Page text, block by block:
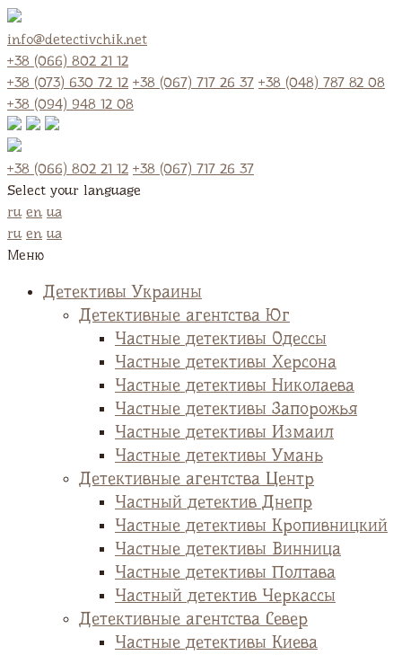
info@detectivchik.net
+38 (066) 802 21 12
+38 (073) 630 72 12 +38 (067) 717 26 37 +38 (048) 787 82 08
+38 (094) 948 12 08
+38 (066) 802 21 12 +38 (067) 717 26 37
Select your language
ru en ua
ru en ua
Меню
Детективы Украины
Детективные агентства Юг
Частные детективы Одессы
Частные детективы Херсона
Частные детективы Николаева
Частные детективы Запорожья
Частные детективы Измаил
Частные детективы Умань
Детективные агентства Центр
Частный детектив Днепр
Частные детективы Кропивницкий
Частные детективы Винница
Частные детективы Полтава
Частный детектив Черкассы
Детективные агентства Север
Частные детективы Киева